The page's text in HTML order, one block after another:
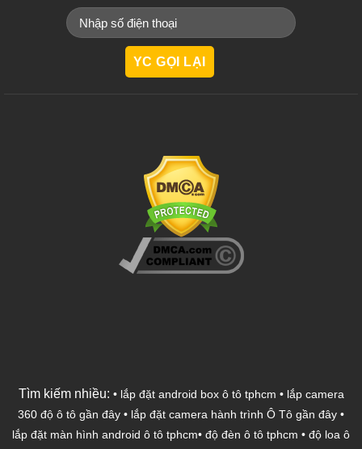
Tìm kiếm nhiều: • lắp đặt android box ô tô tphcm • lắp camera
360 độ ô tô gần đây • lắp đặt camera hành trình Ô Tô gần đây •
lắp đặt màn hình android ô tô tphcm• độ đèn ô tô tphcm • độ loa ô